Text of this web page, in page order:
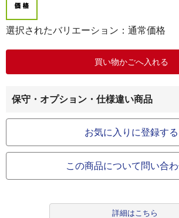
選択されたバリエーション：通常価格
保守・オプション・仕様違い商品
お気に入りに登録する
この商品について問い合
詳細はこちら